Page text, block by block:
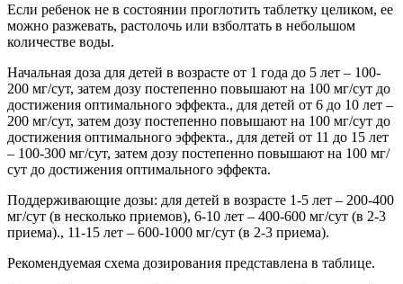
Если ребенок не в состоянии проглотить таблетку целиком, ее
можно разжевать, растолочь или взболтать в небольшом
количестве воды.
Начальная доза для детей в возрасте от 1 года до 5 лет – 100-
200 мг/сут, затем дозу постепенно повышают на 100 мг/сут до
достижения оптимального эффекта., для детей от 6 до 10 лет –
200 мг/сут, затем дозу постепенно повышают на 100 мг/сут до
достижения оптимального эффекта., для детей от 11 до 15 лет
– 100-300 мг/сут, затем дозу постепенно повышают на 100 мг/
сут до достижения оптимального эффекта.
Поддерживающие дозы: для детей в возрасте 1-5 лет – 200-400
мг/сут (в несколько приемов), 6-10 лет – 400-600 мг/сут (в 2-3
приема)., 11-15 лет – 600-1000 мг/сут (в 2-3 приема).
Рекомендуемая схема дозирования представлена в таблице.